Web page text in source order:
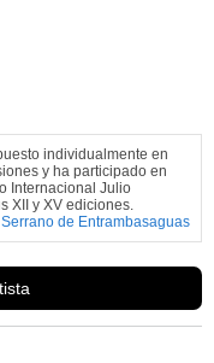
individualmente en
y ha participado en
Internacional Julio
XII y XV ediciones.
de Entrambasaguas